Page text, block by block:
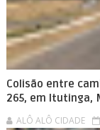
Colisão entre
265, em Itutinga,
ALÔ ALÔ CIDADE